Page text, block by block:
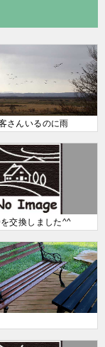
さんいるのに雨
交換しました^^